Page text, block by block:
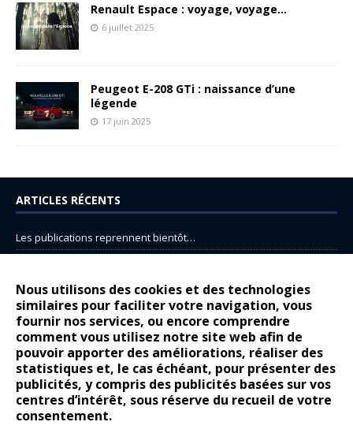
Nous utilisons des cookies et des technologies
similaires pour faciliter votre navigation, vous
fournir nos services, ou encore comprendre
comment vous utilisez notre site web afin de
pouvoir apporter des améliorations, réaliser des
statistiques et, le cas échéant, pour présenter des
publicités, y compris des publicités basées sur vos
centres d’intérêt, sous réserve du recueil de votre
consentement.
Renault Espace : voyage, voyage…
6 juillet 2025
Peugeot E-208 GTi : naissance d’une
légende
17 juin 2025
ARTICLES RÉCENTS
Les publications reprennent bientôt…
14 juillet : nouveau film de marque pour Citroën
Renault Espace : voyage, voyage…
Peugeot E-208 GTi : naissance d’une légende
COMMENTAIRES RÉCENTS
Bernard DardartdansDacia Sandero : pour les gens vrais